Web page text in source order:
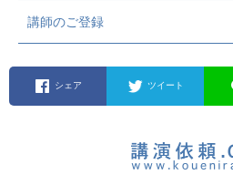
講師のご登録
シェア ツイート